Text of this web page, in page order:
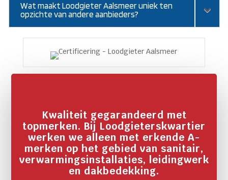
Wat maakt Loodgieter Aalsmeer uniek ten
opzichte van andere aanbieders?
Kwaliteit gegarandeerd met
topmerken. Bij Loodgieterskwartier
werken we alleen met erkende A-
merken op het gebied van sanitair,
verwarmingsinstallaties, leidingwerk
en dakbedekking.